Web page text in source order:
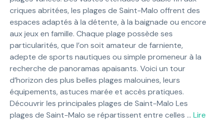
criques abritées, les plages de Saint-Malo offrent des
espaces adaptés à la détente, à la baignade ou encore
aux jeux en famille. Chaque plage possède ses
particularités, que l’on soit amateur de farniente,
adepte de sports nautiques ou simple promeneur à la
recherche de panoramas apaisants. Voici un tour
d’horizon des plus belles plages malouines, leurs
équipements, astuces marée et accès pratiques.
Découvrir les principales plages de Saint-Malo Les
plages de Saint-Malo se répartissent entre celles … Lire